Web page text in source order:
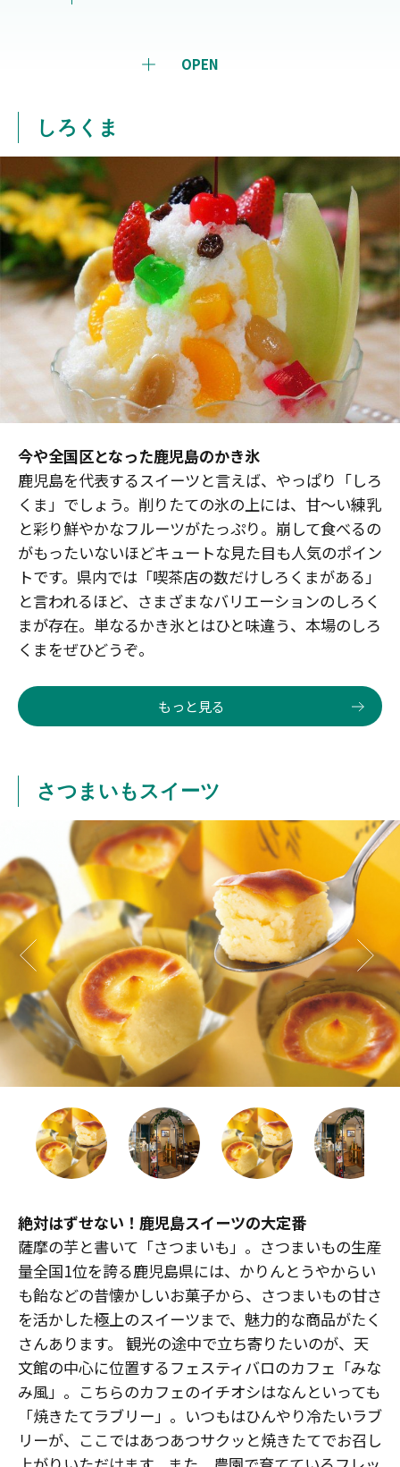
OPEN
しろくま
今や全国区となった鹿児島のかき氷
鹿児島を代表するスイーツと言えば、やっぱり「しろ
くま」でしょう。削りたての氷の上には、甘～い練乳
と彩り鮮やかなフルーツがたっぷり。崩して食べるの
がもったいないほどキュートな見た目も人気のポイン
トです。県内では「喫茶店の数だけしろくまがある」
と言われるほど、さまざまなバリエーションのしろく
まが存在。単なるかき氷とはひと味違う、本場のしろ
くまをぜひどうぞ。
もっと見る
さつまいもスイーツ
絶対はずせない！鹿児島スイーツの大定番
薩摩の芋と書いて「さつまいも」。さつまいもの生産
量全国1位を誇る鹿児島県には、かりんとうやからい
も飴などの昔懐かしいお菓子から、さつまいもの甘さ
を活かした極上のスイーツまで、魅力的な商品がたく
さんあります。 観光の途中で立ち寄りたいのが、天
文館の中心に位置するフェスティバロのカフェ「みな
み風」。こちらのカフェのイチオシはなんといっても
「焼きたてラブリー」。いつもはひんやり冷たいラブ
リーが、ここではあつあつサクッと焼きたてでお召し